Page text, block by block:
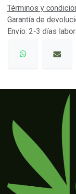
Términos y
Garantía de
Envío: 2-3 días